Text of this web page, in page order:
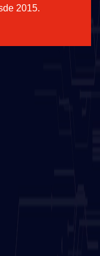
2015.